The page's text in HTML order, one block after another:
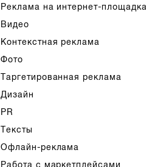
Реклама на интернет-
Видео
Контекстная реклама
Фото
Таргетированная реклама
Дизайн
PR
Тексты
Офлайн-реклама
Работа с маркетплейсами